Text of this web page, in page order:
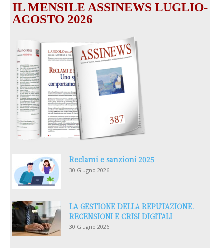
IL MENSILE ASSINEWS LUGLIO-
AGOSTO 2026
Reclami e sanzioni 2025
30 Giugno 2026
LA GESTIONE DELLA REPUTAZIONE.
RECENSIONI E CRISI DIGITALI
30 Giugno 2026